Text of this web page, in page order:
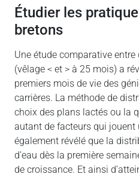
étudier les pratiques des éleveurs
bretons
Une étude comparative entre
(vêlage < et > à 25 mois) a
premiers mois de vie des
carrières. La méthode de
choix des plans lactés ou la
autant de facteurs qui jouent
également révélé que la
d’eau dès la première
de croissance. Et ainsi